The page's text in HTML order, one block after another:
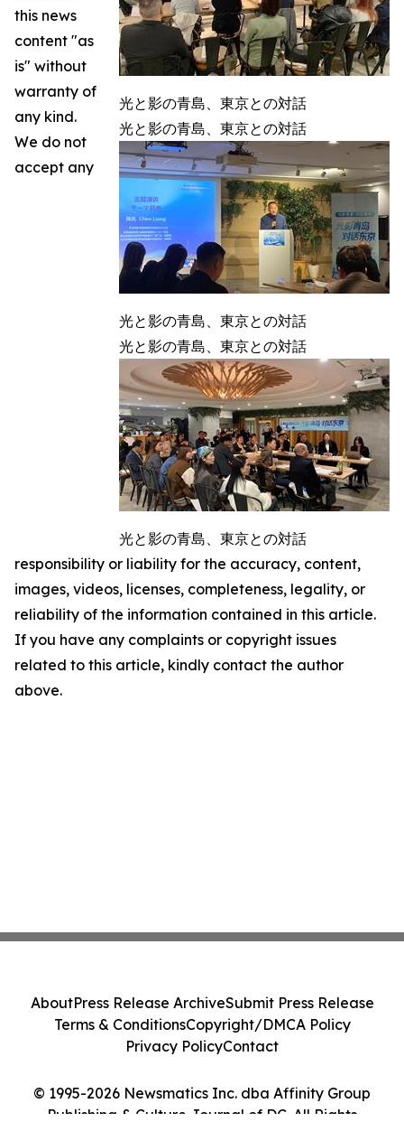
光と影の青島、東京との対話
光と影の青島、東京との対話
光と影の青島、東京との対話
光と影の青島、東京との対話
光と影の青島、東京との対話
this news
content "as
is" without
warranty of
any kind.
We do not
accept any
responsibility or liability for the accuracy, content,
images, videos, licenses, completeness, legality, or
reliability of the information contained in this article.
If you have any complaints or copyright issues
related to this article, kindly contact the author
above.
© 1995-2026 Newsmatics Inc. dba Affinity Group
Publishing & Culture Journal of DC. All Rights
AboutPress Release ArchiveSubmit Press Release
Terms & ConditionsCopyright/DMCA Policy
Privacy PolicyContact